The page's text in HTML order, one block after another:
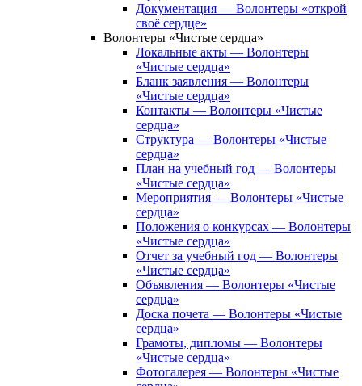
Документация — Волонтеры «открой
своё сердце»
Волонтеры «Чистые сердца»
Локальные акты — Волонтеры
«Чистые сердца»
Бланк заявления — Волонтеры
«Чистые сердца»
Контакты — Волонтеры «Чистые
сердца»
Структура — Волонтеры «Чистые
сердца»
План на учебный год — Волонтеры
«Чистые сердца»
Мероприятия — Волонтеры «Чистые
сердца»
Положения о конкурсах — Волонтеры
«Чистые сердца»
Отчет за учебный год — Волонтеры
«Чистые сердца»
Объявления — Волонтеры «Чистые
сердца»
Доска почета — Волонтеры «Чистые
сердца»
Грамоты, дипломы — Волонтеры
«Чистые сердца»
Фотогалерея — Волонтеры «Чистые